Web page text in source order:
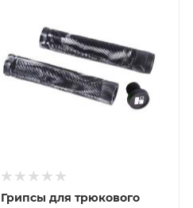
Грипсы для трюкового